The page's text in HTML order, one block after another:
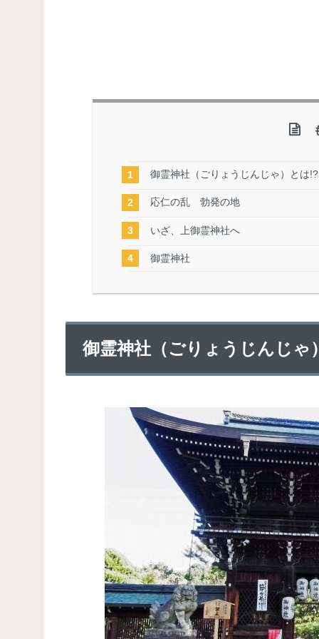
御霊神社（ごりょうじんじゃ）とは!?
応仁の乱 勃発の地
いざ、上御霊神社へ
御霊神社
御霊神社（ごりょうじんじゃ